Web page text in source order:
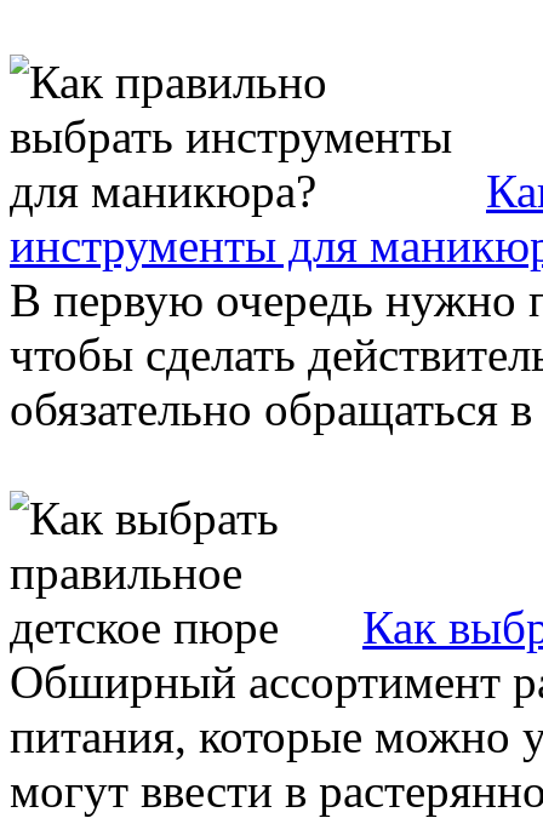
инструменты для
В первую очередь нужно
чтобы сделать
обязательно обращаться
Как
Обширный ассортимент
питания, которые можно
могут ввести в